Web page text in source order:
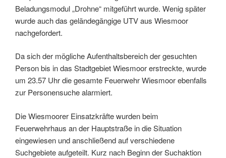
Beladungsmodul „Drohne“ mitgeführt wurde. Wenig später
wurde auch das geländegängige UTV aus Wiesmoor
nachgefordert.
Da sich der mögliche Aufenthaltsbereich der gesuchten
Person bis in das Stadtgebiet Wiesmoor erstreckte, wurde
um 23.57 Uhr die gesamte Feuerwehr Wiesmoor ebenfalls
zur Personensuche alarmiert.
Die Wiesmoorer Einsatzkräfte wurden beim
Feuerwehrhaus an der Hauptstraße in die Situation
eingewiesen und anschließend auf verschiedene
Suchgebiete aufgeteilt. Kurz nach Beginn der Suchaktion